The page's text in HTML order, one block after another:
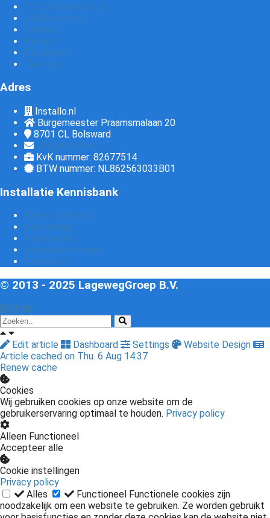
123GroepenKast.nl
GWSelektro.nl
Contact
Privacy
Disclaimer
Over ons
Adres
Installo.nl
Burgemeester Praamsmalaan 20
8701 CL Bolsward
info@installo.nl
KvK nummer: 82677514
BTW nummer: NL862563033B01
Installatie Kennisbank
Elektrotechniek
Verwarming
Fabrikanten
Installatietechniek
Domotica
© 2013 - 2025 LagewegGroep B.V.
Edit article Dashboard Settings
Website Design
Article cached on Thu. 6 Aug 14:37
Renew cache
Cookies
Wij gebruiken cookies op onze website om de
gebruikerservaring optimaal te houden. Privacy policy
Alleen Functioneel
Accepteer alle
Cookie instellingen
Privacy policy
Alles
Functioneel Functionele cookies zijn
noodzakelijk om een website te gebruiken. Ze worden gebruikt